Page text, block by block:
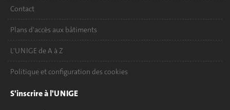
Contact
Plans d'accès aux bâtiments
L'UNIGE de A à Z
Politique et configuration des cookies
S'inscrire à l'UNIGE